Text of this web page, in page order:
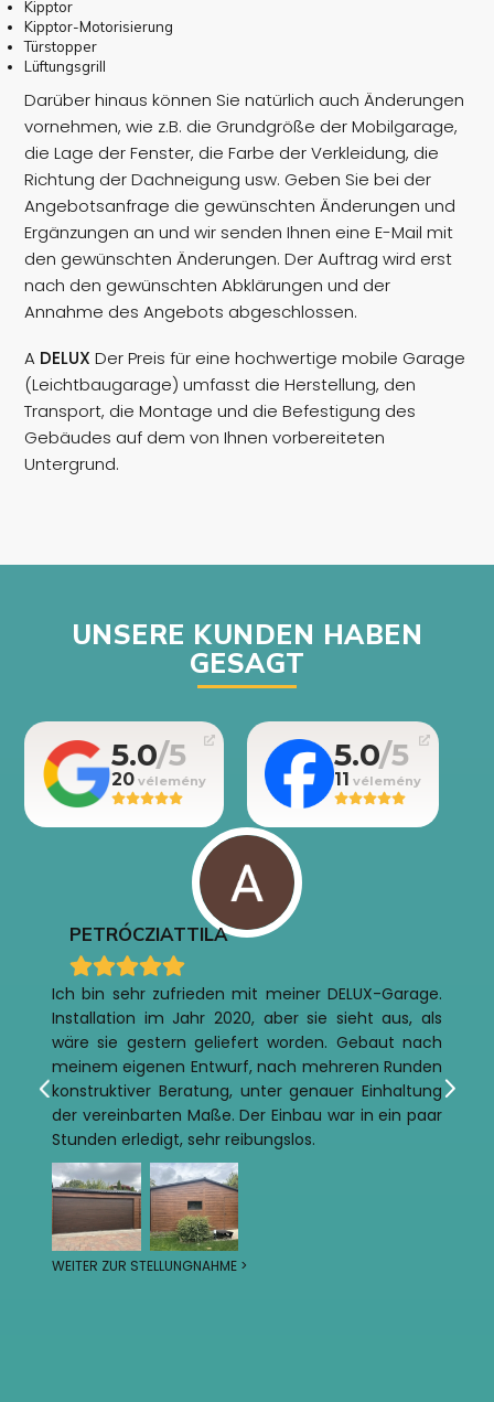
Kipptor
Kipptor-Motorisierung
Türstopper
Lüftungsgrill
Darüber hinaus können Sie natürlich auch Änderungen
vornehmen, wie z.B. die Grundgröße der Mobilgarage,
die Lage der Fenster, die Farbe der Verkleidung, die
Richtung der Dachneigung usw. Geben Sie bei der
Angebotsanfrage die gewünschten Änderungen und
Ergänzungen an und wir senden Ihnen eine E-Mail mit
den gewünschten Änderungen. Der Auftrag wird erst
nach den gewünschten Abklärungen und der
Annahme des Angebots abgeschlossen.
A DELUX Der Preis für eine hochwertige mobile Garage
(Leichtbaugarage) umfasst die Herstellung, den
Transport, die Montage und die Befestigung des
Gebäudes auf dem von Ihnen vorbereiteten
Untergrund.
UNSERE KUNDEN HABEN
GESAGT
5.0
20
5.0
11
PETRÓCZIATTILA
Ich bin sehr zufrieden mit meiner DELUX-Garage.
Installation im Jahr 2020, aber sie sieht aus, als
wäre sie gestern geliefert worden. Gebaut nach
meinem eigenen Entwurf, nach mehreren Runden
konstruktiver Beratung, unter genauer Einhaltung
der vereinbarten Maße. Der Einbau war in ein paar
Stunden erledigt, sehr reibungslos.
WEITER ZUR STELLUNGNAHME >